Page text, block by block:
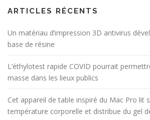
ARTICLES RÉCENTS
Un matériau d’impression 3D antivirus
base de résine
L’éthylotest rapide COVID pourrait
masse dans les lieux publics
Cet appareil de table inspiré du Mac Pro lit
température corporelle et distribue du gel